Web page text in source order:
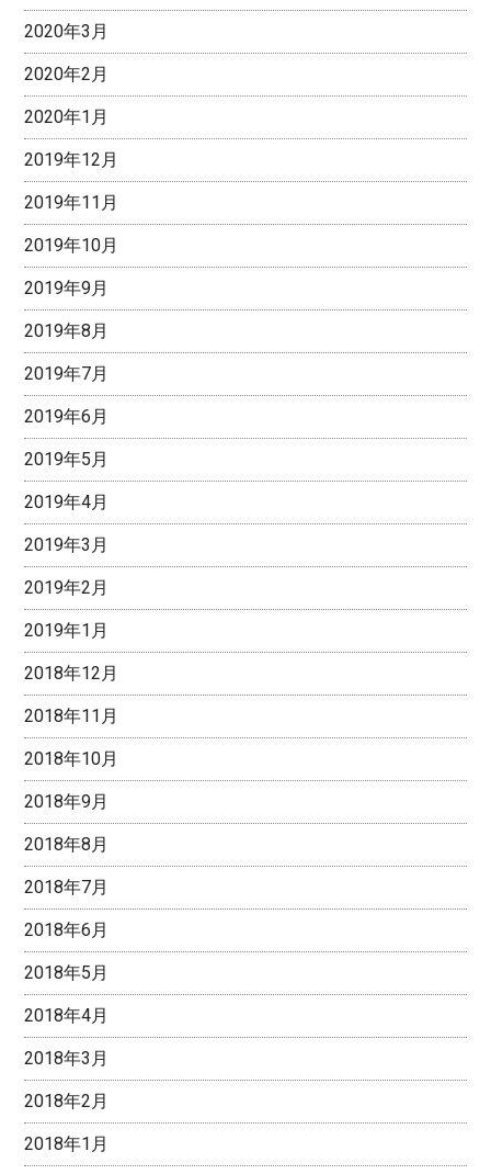
2020年3月
2020年2月
2020年1月
2019年12月
2019年11月
2019年10月
2019年9月
2019年8月
2019年7月
2019年6月
2019年5月
2019年4月
2019年3月
2019年2月
2019年1月
2018年12月
2018年11月
2018年10月
2018年9月
2018年8月
2018年7月
2018年6月
2018年5月
2018年4月
2018年3月
2018年2月
2018年1月